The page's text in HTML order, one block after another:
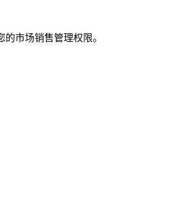
市场销售管理权限。